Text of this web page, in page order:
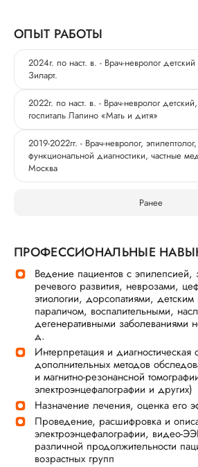
ОПЫТ РАБОТЫ
2024г. по наст. в. - Врач-невролог
Зиларт.
2022г. по наст. в. - Врач-невролог
госпиталь Лапино «Мать и дитя»
2019-2022гг. - Врач-невролог,
функциональной диагностики, частные
Москва
Ранее
ПРОФЕССИОНАЛЬНЫЕ
Ведение пациентов с эпилепсией,
речевого развития, неврозами,
этиологии, дорсопатиями,
параличом, воспалительными,
дегенеративными заболеваниями
д.
Интерпретация и диагностическая
дополнительных методов
и магнитно-резонансной
электроэнцефалографии и других)
Назначение лечения, оценка его
Проведение, расшифровка и
электроэнцефалографии, видео-
различной продолжительности
возрастных групп